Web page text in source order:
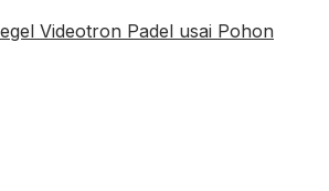
Videotron Padel usai Pohon